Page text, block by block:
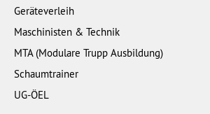
Geräteverleih
Maschinisten & Technik
MTA (Modulare Trupp Ausbildung)
Schaumtrainer
UG-ÖEL